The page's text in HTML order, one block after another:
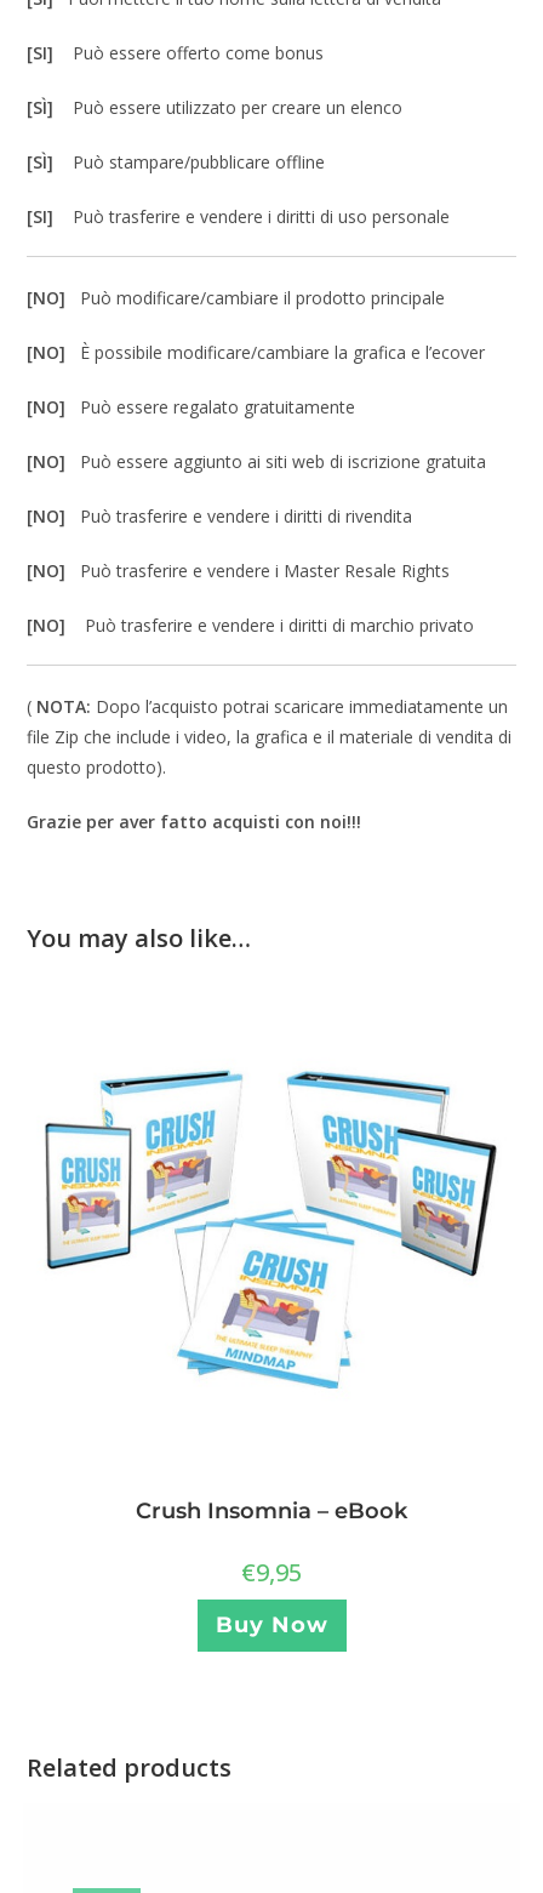
[SI] Può essere offerto come bonus
[SÌ] Può essere utilizzato per creare un elenco
[SÌ] Può stampare/pubblicare offline
[SI] Può trasferire e vendere i diritti di uso personale
[NO] Può modificare/cambiare il prodotto principale
[NO] È possibile modificare/cambiare la grafica e l’ecover
[NO] Può essere regalato gratuitamente
[NO] Può essere aggiunto ai siti web di iscrizione gratuita
[NO] Può trasferire e vendere i diritti di rivendita
[NO] Può trasferire e vendere i Master Resale Rights
[NO] Può trasferire e vendere i diritti di marchio privato
( NOTA: Dopo l’acquisto potrai scaricare immediatamente un
file Zip che include i video, la grafica e il materiale di vendita di
questo prodotto).
Grazie per aver fatto acquisti con noi!!!
You may also like…
Crush Insomnia – eBook
€9,95
Buy Now
Related products